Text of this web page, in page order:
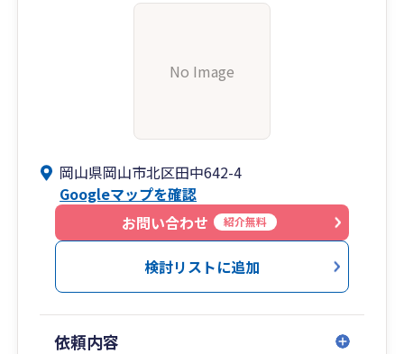
No Image
岡山県岡山市北区田中642-4
Googleマップを確認
お問い合わせ
紹介無料
検討リストに追加
依頼内容